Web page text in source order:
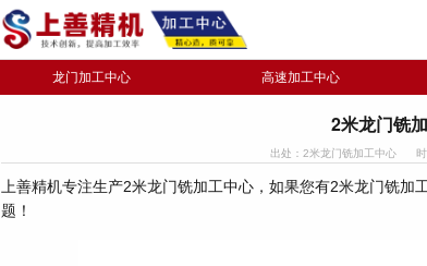
龙门加工中心 高速加工中心
2米龙门铣
出处：2米龙门铣加工中心
上善精机专注生产2米龙门铣加工中心，如果您有2米龙门铣
题！